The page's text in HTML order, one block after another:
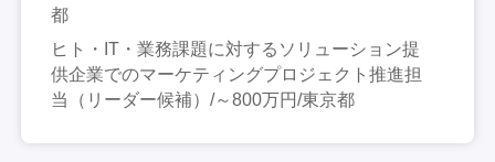
都
ヒト・IT・業務課題に対するソリューション提
供企業でのマーケティングプロジェクト推進担
当（リーダー候補）/～800万円/東京都